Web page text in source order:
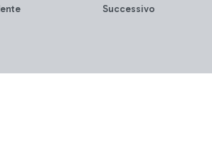
Successivo